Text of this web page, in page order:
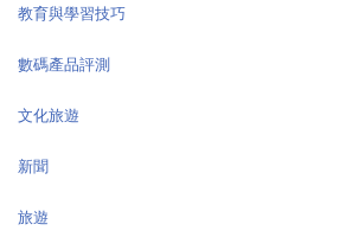
教育與學習技巧
數碼產品評測
文化旅遊
新聞
旅遊